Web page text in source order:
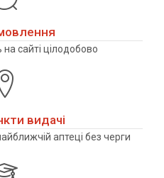
сайті цілодобово
видачі
аптеці без черги